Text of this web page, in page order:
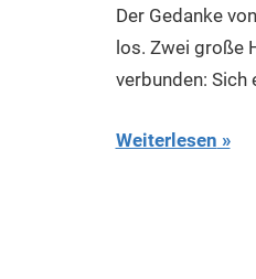
Der Gedanke
los. Zwei große
verbunden: Sich
Weiterlesen